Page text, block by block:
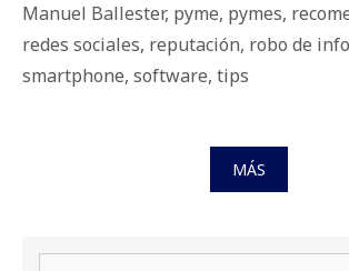
Manuel Ballester, pyme, pymes,
redes sociales, reputación, robo de
smartphone, software, tips
MÁS